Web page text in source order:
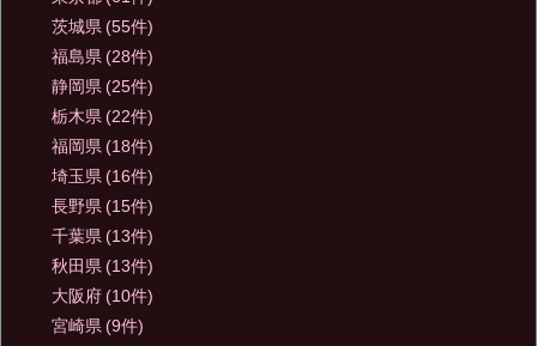
茨城県 (55件)
福島県 (28件)
静岡県 (25件)
栃木県 (22件)
福岡県 (18件)
埼玉県 (16件)
長野県 (15件)
千葉県 (13件)
秋田県 (13件)
大阪府 (10件)
宮崎県 (9件)